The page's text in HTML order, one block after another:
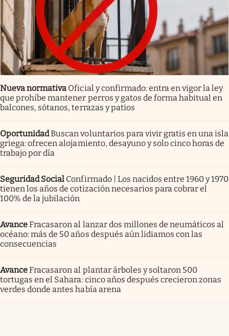
Nueva normativa Oficial y confirmado: entra en vigor la ley
que prohíbe mantener perros y gatos de forma habitual en
balcones, sótanos, terrazas y patios
OportunidadBuscan voluntarios para vivir gratis en una isla
griega: ofrecen alojamiento, desayuno y solo cinco horas de
trabajo por día
Seguridad Social Confirmado | Los nacidos entre 1960 y 1970
tienen los años de cotización necesarios para cobrar el
100% de la jubilación
AvanceFracasaron al lanzar dos millones de neumáticos al
océano: más de 50 años después aún lidiamos con las
consecuencias
AvanceFracasaron al plantar árboles y soltaron 500
tortugas en el Sahara: cinco años después crecieron zonas
verdes donde antes había arena